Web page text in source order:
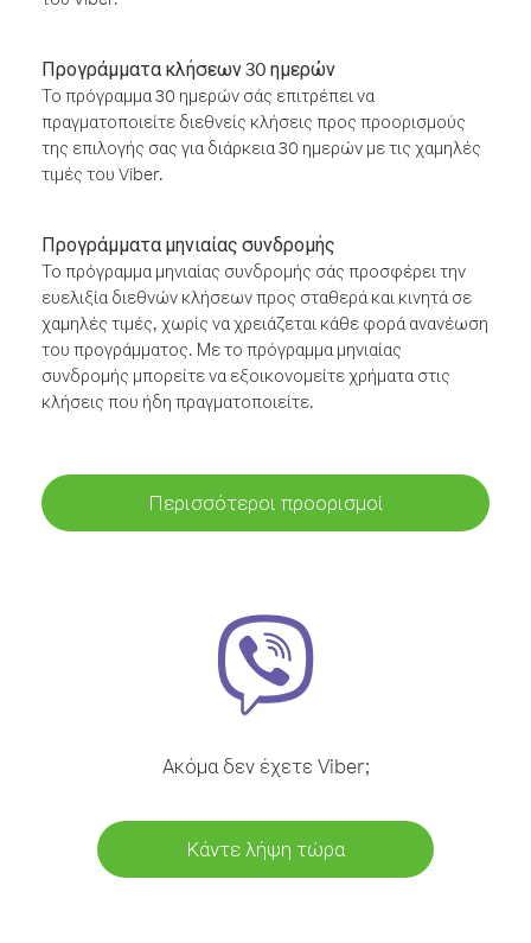
Προγράμματα κλήσεων 30 ημερών
Το πρόγραμμα 30 ημερών σάς επιτρέπει να
πραγματοποιείτε διεθνείς κλήσεις προς προορισμούς
της επιλογής σας για διάρκεια 30 ημερών με τις χαμηλές
τιμές του Viber.
Προγράμματα μηνιαίας συνδρομής
Το πρόγραμμα μηνιαίας συνδρομής σάς προσφέρει την
ευελιξία διεθνών κλήσεων προς σταθερά και κινητά σε
χαμηλές τιμές, χωρίς να χρειάζεται κάθε φορά ανανέωση
του προγράμματος. Με το πρόγραμμα μηνιαίας
συνδρομής μπορείτε να εξοικονομείτε χρήματα στις
κλήσεις που ήδη πραγματοποιείτε.
Περισσότεροι προορισμοί
Ακόμα δεν έχετε Viber;
Κάντε λήψη τώρα